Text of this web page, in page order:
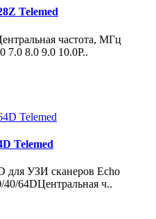
Telemed
частота, МГц
7.0 8.0 9.0 10.0Р..
Telemed
для УЗИ сканеров Echo
64DЦентральная ч..